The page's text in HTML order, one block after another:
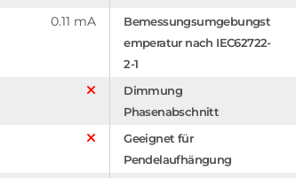
0.11 mA
Bemessungsumgebungst
emperatur nach IEC62722-
2-1
Dimmung
Phasenabschnitt
Geeignet für
Pendelaufhängung